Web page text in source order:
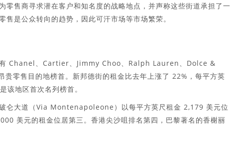
零售商寻求潜在客户和知名度的战略地点，并声称这些街道承担了一
是公众转向的趋势，因此可汗市场等市场繁荣。
有 Chanel、Cartier、Jimmy Choo、Ralph Lauren、Dolce &
零售目的地榜首。新邦德街的租金比去年上涨了 22%，每平方英
地区首次名列榜首。
仑大道（Via Montenapoleone）以每平方英尺租金 2,179 美元位
美元的租金位居第三。香港尖沙咀排名第四，巴黎著名的香榭丽